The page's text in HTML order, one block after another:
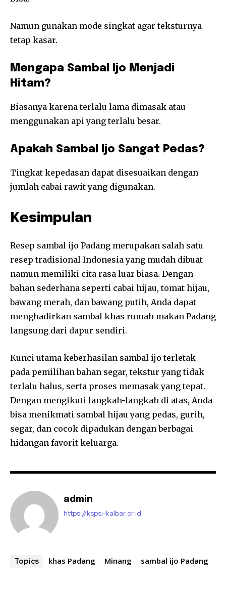
Namun gunakan mode singkat agar teksturnya
tetap kasar.
Mengapa Sambal Ijo Menjadi
Hitam?
Biasanya karena terlalu lama dimasak atau
menggunakan api yang terlalu besar.
Apakah Sambal Ijo Sangat Pedas?
Tingkat kepedasan dapat disesuaikan dengan
jumlah cabai rawit yang digunakan.
Kesimpulan
Resep sambal ijo Padang merupakan salah satu
resep tradisional Indonesia yang mudah dibuat
namun memiliki cita rasa luar biasa. Dengan
bahan sederhana seperti cabai hijau, tomat hijau,
bawang merah, dan bawang putih, Anda dapat
menghadirkan sambal khas rumah makan Padang
langsung dari dapur sendiri.
Kunci utama keberhasilan sambal ijo terletak
pada pemilihan bahan segar, tekstur yang tidak
terlalu halus, serta proses memasak yang tepat.
Dengan mengikuti langkah-langkah di atas, Anda
bisa menikmati sambal hijau yang pedas, gurih,
segar, dan cocok dipadukan dengan berbagai
hidangan favorit keluarga.
admin
https://kspsi-kalbar.or.id
Topics khas Padang Minang sambal ijo Padang